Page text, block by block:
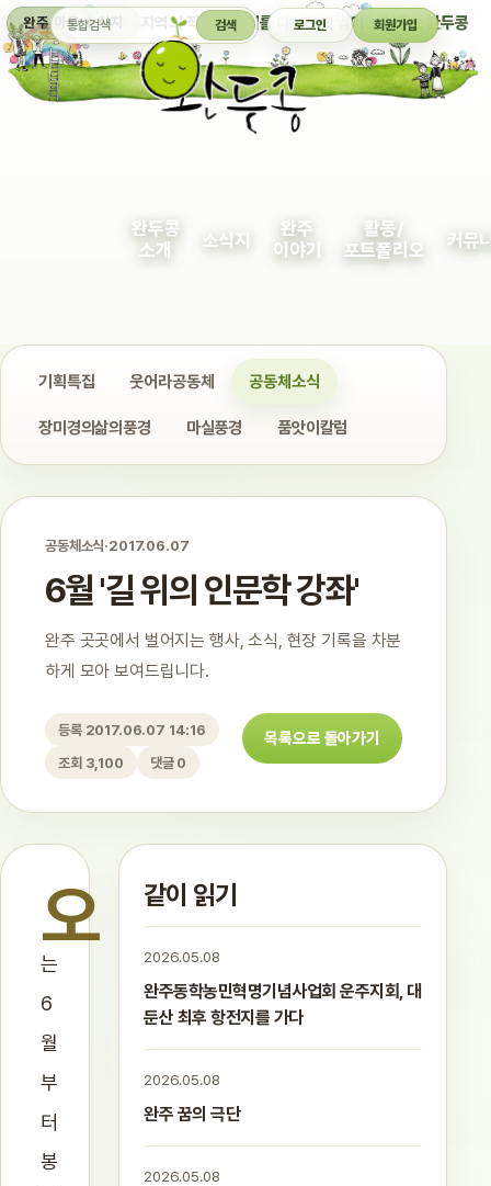
완주 마을 소식지 지역의 작은 이야기를 다정하게 엮어 보여주는 완두콩
통합검색 검색 로그인 회원가입
완두콩
소개
소식지
완주
이야기
활동/
포트폴리오
커뮤
기획특집 웃어라공동체 공동체소식
장미경의삶의풍경 마실풍경 품앗이칼럼
공동체소식·2017.06.07
6월 '길 위의 인문학 강좌'
완주 곳곳에서 벌어지는 행사, 소식, 현장 기록을 차분
하게 모아 보여드립니다.
등록 2017.06.07 14:16
조회 3,100
댓글 0
목록으로 돌아가기
오
는
6
월
부
터
봉
같이 읽기
2026.05.08
완주동학농민혁명기념사업회 운주지회, 대
둔산 최후 항전지를 가다
2026.05.08
완주 꿈의 극단
2026.05.08